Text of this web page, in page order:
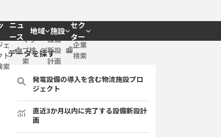
ニュ
ース
地域 施設
セク
ター
ェ
ト
索
マッ
プ検
索
設備
新設
計画
企業
検索
データを探す
発電設備の導入を含む物流施設プロ
ジェクト
直近3か月以内に完了する設備新設計
画